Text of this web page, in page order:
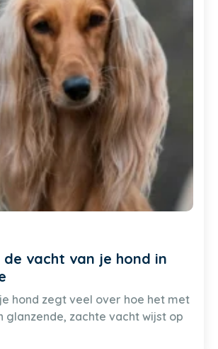
de vacht van je hond in
hond zegt veel over hoe het met
glanzende, zachte vacht wijst op